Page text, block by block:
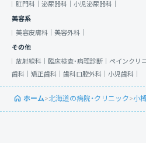
肛門科｜ 泌尿器科｜ 小児泌尿器科｜
美容系
美容皮膚科｜ 美容外科｜
その他
放射線科｜ 臨床検査・病理診断｜ ペインクリ
歯科｜ 矯正歯科｜ 歯科口腔外科｜ 小児歯科｜
ホーム>北海道の病院・クリニック>小